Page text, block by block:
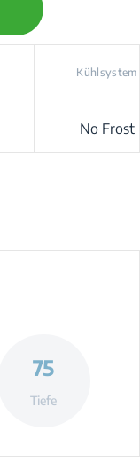
Kühlsystem
No Frost
75
Tiefe